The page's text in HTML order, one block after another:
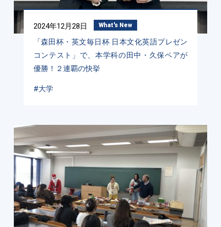
2024年12月28日 What's New
「森田杯・英文毎日杯 日本文化英語プレゼン
コンテスト」で、本学科の田中・久保ペアが
優勝！２連覇の快挙
#大学